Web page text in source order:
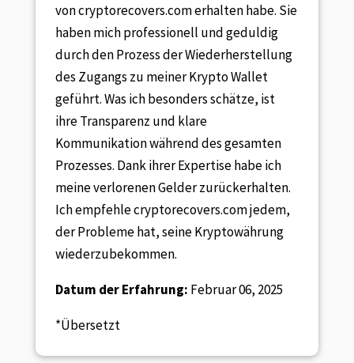
von cryptorecovers.com erhalten habe. Sie
haben mich professionell und geduldig
durch den Prozess der Wiederherstellung
des Zugangs zu meiner Krypto Wallet
geführt. Was ich besonders schätze, ist
ihre Transparenz und klare
Kommunikation während des gesamten
Prozesses. Dank ihrer Expertise habe ich
meine verlorenen Gelder zurückerhalten.
Ich empfehle cryptorecovers.com jedem,
der Probleme hat, seine Kryptowährung
wiederzubekommen.
Datum der Erfahrung: Februar 06, 2025
*Übersetzt